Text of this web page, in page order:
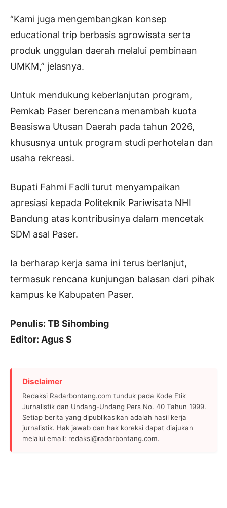
“Kami juga mengembangkan konsep
educational trip berbasis agrowisata serta
produk unggulan daerah melalui pembinaan
UMKM,” jelasnya.
Untuk mendukung keberlanjutan program,
Pemkab Paser berencana menambah kuota
Beasiswa Utusan Daerah pada tahun 2026,
khususnya untuk program studi perhotelan dan
usaha rekreasi.
Bupati Fahmi Fadli turut menyampaikan
apresiasi kepada Politeknik Pariwisata NHI
Bandung atas kontribusinya dalam mencetak
SDM asal Paser.
Ia berharap kerja sama ini terus berlanjut,
termasuk rencana kunjungan balasan dari pihak
kampus ke Kabupaten Paser.
Penulis: TB Sihombing
Editor: Agus S
Disclaimer
Redaksi Radarbontang.com tunduk pada Kode Etik
Jurnalistik dan Undang-Undang Pers No. 40 Tahun 1999.
Setiap berita yang dipublikasikan adalah hasil kerja
jurnalistik. Hak jawab dan hak koreksi dapat diajukan
melalui email: redaksi@radarbontang.com.